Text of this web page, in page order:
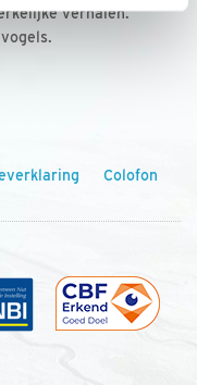
verhalen.
Colofon